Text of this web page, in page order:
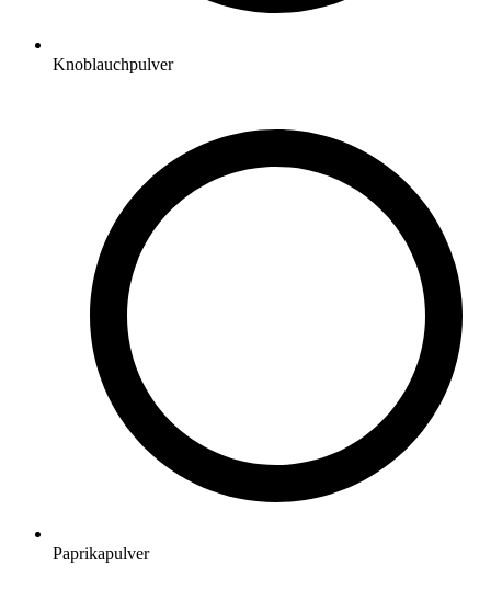
Knoblauchpulver
Paprikapulver